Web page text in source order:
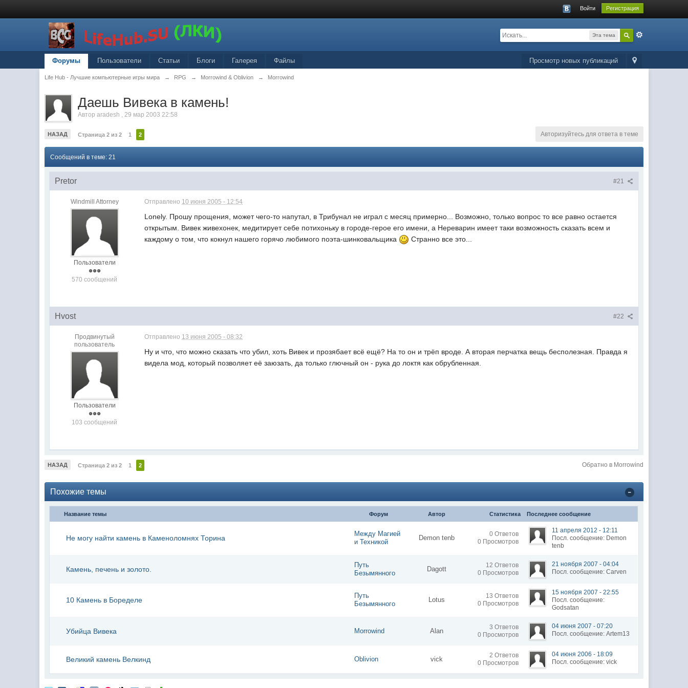
Войти Регистрация
Эта тема
Просмотр новых публикаций
Форумы Пользователи Статьи Блоги Галерея Файлы
Life Hub - Лучшие компьютерные игры мира → RPG → Morrowind & Oblivion → Morrowind
Даешь Вивека в камень!
Авторaradesh ,29 мар 2003 22:58
НАЗАД Страница 2 из 2 1 2 Авторизуйтесь для ответа в теме
Сообщений в теме: 21
#21
Pretor
Windmill Attorney
Пользователи
570 сообщений
Отправлено 10 июня 2005 - 12:54
Lonely. Прошу прощения, может чего-то напутал, в Трибунал не играл с месяц примерно... Возможно, только вопрос то все равно остается
открытым. Вивек живехонек, медитирует себе потихоньку в городе-герое его имени, а Нереварин имеет таки возможность сказать всем и
каждому о том, что кокнул нашего горячо любимого поэта-шинковальщика
Странно все это...
#22
Hvost
Продвинутый
пользователь
Пользователи
103 сообщений
Отправлено 13 июня 2005 - 08:32
Ну и что, что можно сказать что убил, хоть Вивек и прозябает всё ещё? На то он и трёп вроде. А вторая перчатка вещь бесполезная. Правда я
видела мод, который позволяет её заюзать, да только глючный он - рука до локтя как обрубленная.
НАЗАД Страница 2 из 2 1 2 Обратно в Morrowind
Похожие темы
Название темы Форум Автор Статистика Последнее сообщение
Не могу найти камень в Каменоломнях Торина
Между Магией
и Техникой
Demon tenb
0 Ответов
0 Просмотров
11 апреля 2012 - 12:11
Посл. сообщение: Demon
tenb
Камень, печень и золото.
Путь
Безымянного
Dagott
12 Ответов
0 Просмотров
21 ноября 2007 - 04:04
Посл. сообщение: Carven
10 Камень в Боределе
Путь
Безымянного
Lotus
13 Ответов
0 Просмотров
15 ноября 2007 - 22:55
Посл. сообщение:
Godsatan
Убийца Вивека Morrowind Alan
3 Ответов
0 Просмотров
04 июня 2007 - 07:20
Посл. сообщение: Artem13
Великий камень Велкинд Oblivion vick
2 Ответов
0 Просмотров
04 июня 2006 - 18:09
Посл. сообщение: vick